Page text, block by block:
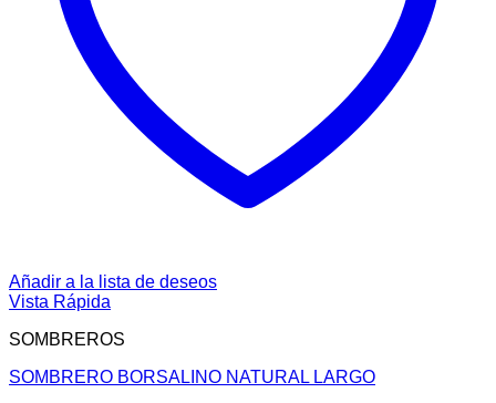
Añadir a la lista de deseos
Vista Rápida
SOMBREROS
SOMBRERO BORSALINO NATURAL LARGO